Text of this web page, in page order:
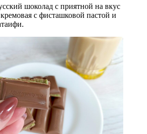
шоколад с приятной на вкус
с фисташковой пастой и